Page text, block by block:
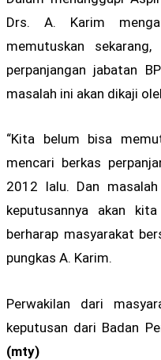
Drs. A. Karim
memutuskan
perpanjangan jabatan
masalah ini akan dikaji
“Kita belum bisa
mencari berkas
2012 lalu. Dan
keputusannya akan
berharap masyarakat
pungkas A. Karim.
Perwakilan dari
keputusan dari Badan
(mty)